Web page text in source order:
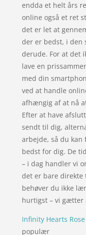
endda et helt års
online også et ret
det er let at
der er bedst, i den
derude. For at det
lave en
med din
ved at handle
afhængig af at nå
Efter at have
sendt til dig,
arbejde, så du
bedst for dig. De
– i dag handler vi
det er bare direkte
behøver du ikke
hurtigst – vi gætter
Infinity Hearts
populær